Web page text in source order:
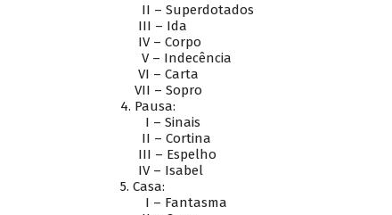
II – Superdotados
III – Ida
IV – Corpo
V – Indecência
VI – Carta
VII – Sopro
4. Pausa:
I – Sinais
II – Cortina
III – Espelho
IV – Isabel
5. Casa:
I – Fantasma